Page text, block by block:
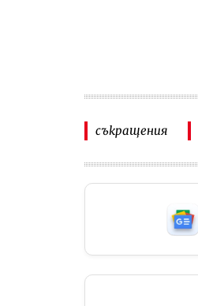
съкращения